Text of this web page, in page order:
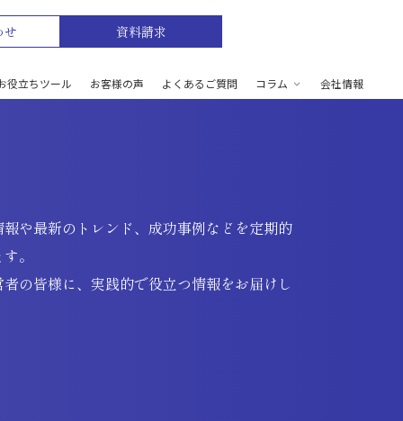
せ 資料請求
役立ちツール お客様の声 よくあるご質問 コラム 会社情報
や最新のトレンド、成功事例などを定期的
。
の皆様に、実践的で役立つ情報をお届けし